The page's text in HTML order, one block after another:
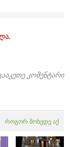
კომენტარი
როგორ მოხვდე აქ